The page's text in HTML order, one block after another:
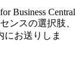
Business Central
ンスの選択肢、
にお送りしま